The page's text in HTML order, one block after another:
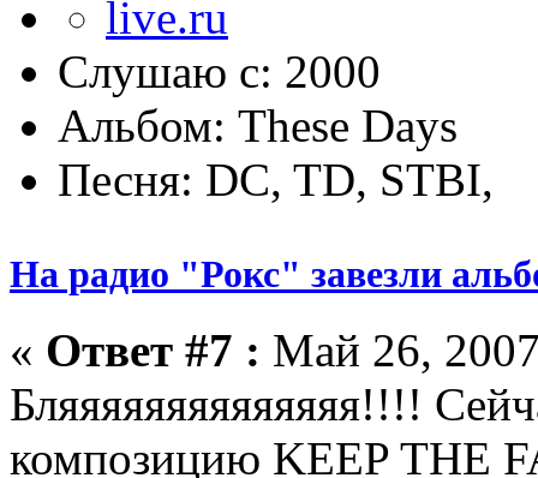
Слушаю с: 2000
Альбом: These Days
Песня: DC, TD, STBI,
На радио "Рокс" завезли
« Ответ #7 : Май 26,
Бляяяяяяяяяяяяяя!!!!
композицию KEEP THE